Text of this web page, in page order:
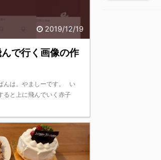
2019/12/19
で行く画像の作
んは。やましーです。 い
と上に飛んでいく赤子